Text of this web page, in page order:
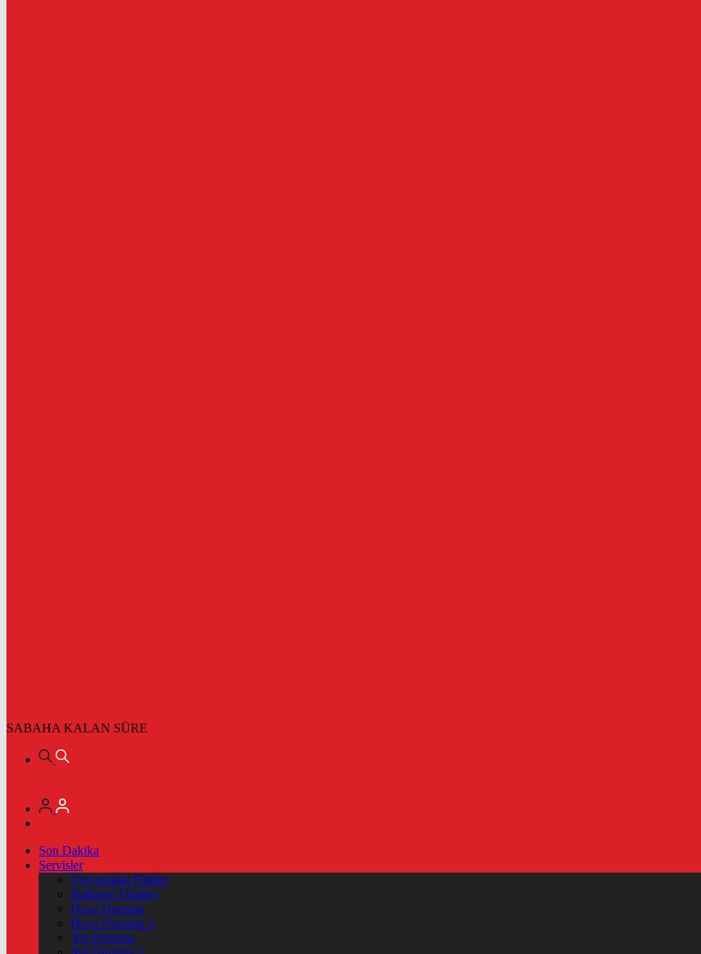
SABAHA KALAN SÜRE
Son Dakika
Servisler
Vizyondaki Filmler
Haftanin Filmleri
Hava Durumu
Hava Durumu 2
Yol Durumu